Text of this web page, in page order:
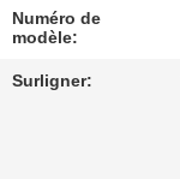
CONTRÔLE
DE
Numéro de
modèle:
Surligner: